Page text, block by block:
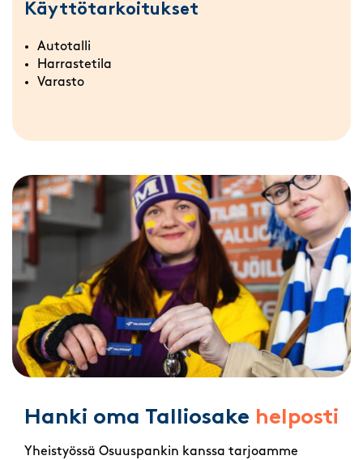
Käyttötarkoitukset
Autotalli
Harrastetila
Varasto
Hanki oma Talliosake helposti
Yheistyössä Osuuspankin kanssa tarjoamme